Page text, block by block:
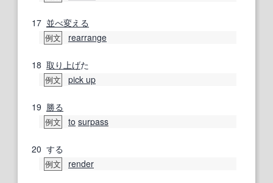
17 並べ変える
例文 rearrange
18 取り上げた
例文 pick up
19 勝る
例文 to surpass
20 する
例文 render